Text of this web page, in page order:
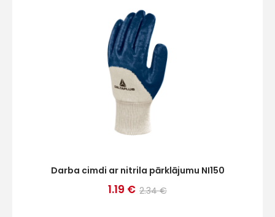
Darba cimdi ar nitrila pārklājumu NI150
1.19 € 2.34 €